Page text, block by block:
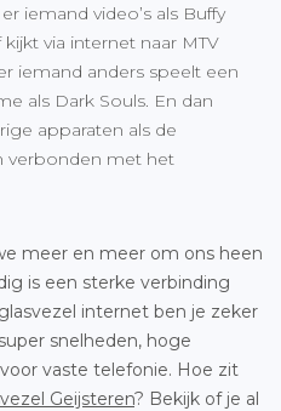
iemand video’s als Buffy
via internet naar MTV
iemand anders speelt een
als Dark Souls. En dan
apparaten als de
verbonden met het
meer en meer om ons heen
is een sterke verbinding
internet ben je zeker
snelheden, hoge
vaste telefonie. Hoe zit
Geijsteren? Bekijk of je al